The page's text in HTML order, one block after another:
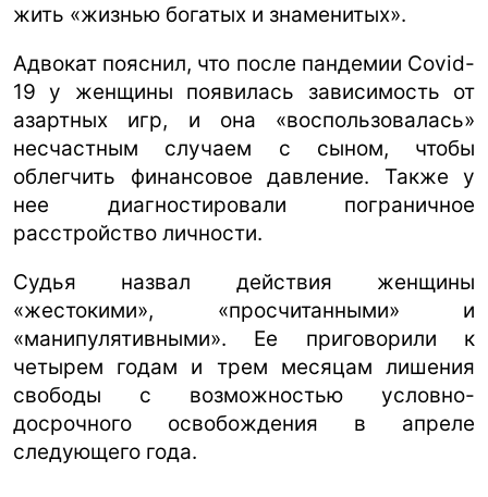
жить «жизнью богатых и знаменитых».
Адвокат пояснил, что после пандемии Covid-
19 у женщины появилась зависимость от
азартных игр, и она «воспользовалась»
несчастным случаем с сыном, чтобы
облегчить финансовое давление. Также у
нее диагностировали пограничное
расстройство личности.
Судья назвал действия женщины
«жестокими», «просчитанными» и
«манипулятивными». Ее приговорили к
четырем годам и трем месяцам лишения
свободы с возможностью условно-
досрочного освобождения в апреле
следующего года.